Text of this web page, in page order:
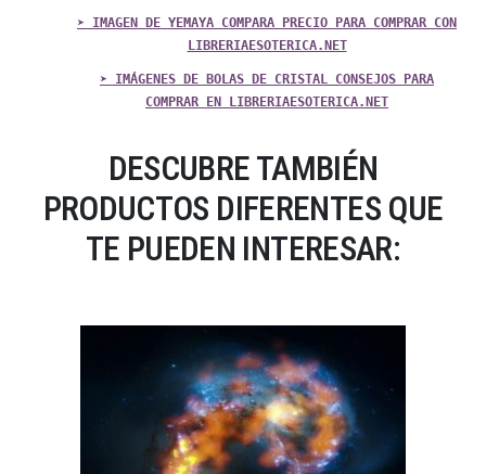
➤ IMAGEN DE YEMAYA COMPARA PRECIO PARA COMPRAR CON
LIBRERIAESOTERICA.NET
➤ IMÁGENES DE BOLAS DE CRISTAL CONSEJOS PARA
COMPRAR EN LIBRERIAESOTERICA.NET
DESCUBRE TAMBIÉN
PRODUCTOS DIFERENTES QUE
TE PUEDEN INTERESAR: